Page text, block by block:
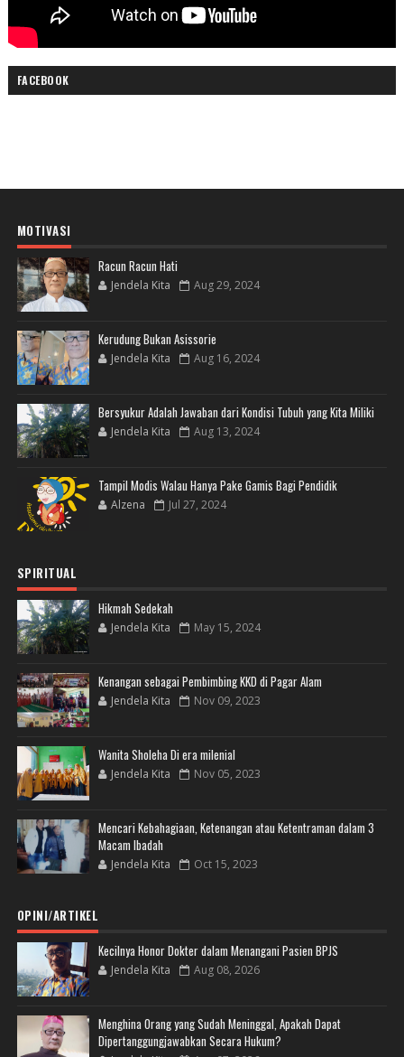
FACEBOOK
MOTIVASI
Racun Racun Hati
Jendela Kita Aug 29, 2024
Kerudung Bukan Asissorie
Jendela Kita Aug 16, 2024
Bersyukur Adalah Jawaban dari Kondisi Tubuh yang Kita Miliki
Jendela Kita Aug 13, 2024
Tampil Modis Walau Hanya Pake Gamis Bagi Pendidik
Alzena Jul 27, 2024
SPIRITUAL
Hikmah Sedekah
Jendela Kita May 15, 2024
Kenangan sebagai Pembimbing KKD di Pagar Alam
Jendela Kita Nov 09, 2023
Wanita Sholeha Di era milenial
Jendela Kita Nov 05, 2023
Mencari Kebahagiaan, Ketenangan atau Ketentraman dalam 3
Macam Ibadah
Jendela Kita Oct 15, 2023
OPINI/ARTIKEL
Kecilnya Honor Dokter dalam Menangani Pasien BPJS
Jendela Kita Aug 08, 2026
Menghina Orang yang Sudah Meninggal, Apakah Dapat
Dipertanggungjawabkan Secara Hukum?